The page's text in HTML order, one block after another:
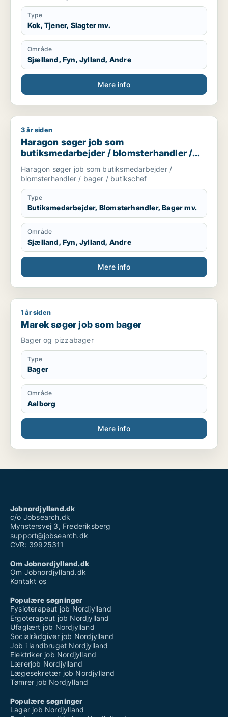
Type
Kok, Tjener, Slagter mv.
Område
Sjælland, Fyn, Jylland, Andre
Mere info
Haragon søger job som butiksmedarbejder /
3 år siden
Haragon søger job som
butiksmedarbejder / blomsterhandler /
bager / butikschef
Haragon søger job som butiksmedarbejder /
blomsterhandler / bager / butikschef
Type
Butiksmedarbejder, Blomsterhandler, Bager mv.
Område
Sjælland, Fyn, Jylland, Andre
Mere info
Marek søger job som bager
1 år siden
Marek søger job som bager
Bager og pizzabager
Type
Bager
Område
Aalborg
Mere info
Jobnordjylland.dk
c/o Jobsearch.dk
Mynstersvej 3, Frederiksberg
support@jobsearch.dk
CVR: 39925311
Om Jobnordjylland.dk
Om Jobnordjylland.dk
Kontakt os
Populære søgninger
Fysioterapeut job Nordjylland
Ergoterapeut job Nordjylland
Ufaglært job Nordjylland
Socialrådgiver job Nordjylland
Job i landbruget Nordjylland
Elektriker job Nordjylland
Lærerjob Nordjylland
Lægesekretær job Nordjylland
Tømrer job Nordjylland
Populære søgninger
Lager job Nordjylland